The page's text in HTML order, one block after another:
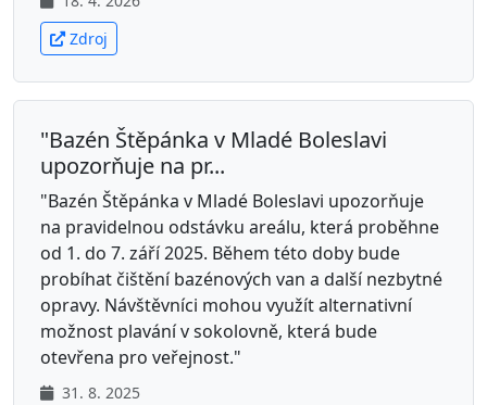
Zdroj
"Bazén Štěpánka v Mladé Boleslavi
upozorňuje na pr...
"Bazén Štěpánka v Mladé Boleslavi upozorňuje
na pravidelnou odstávku areálu, která proběhne
od 1. do 7. září 2025. Během této doby bude
probíhat čištění bazénových van a další nezbytné
opravy. Návštěvníci mohou využít alternativní
možnost plavání v sokolovně, která bude
otevřena pro veřejnost."
31. 8. 2025